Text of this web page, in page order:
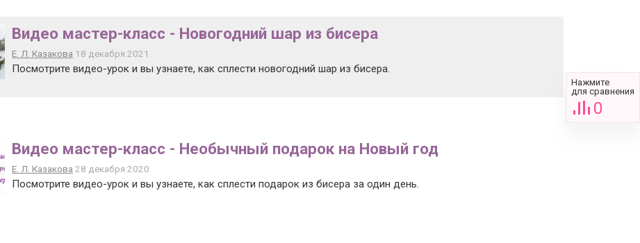
Видео мастер-класс - Новогодний шар из бисера
Е. Л. Казакова 18 декабря 2021
Посмотрите видео-урок и вы узнаете, как сплести новогодний шар из бисера.
Видео мастер-класс - Необычный подарок на Новый год
Е. Л. Казакова 28 декабря 2020
Посмотрите видео-урок и вы узнаете, как сплести подарок из бисера за один день.
Нажмите
для сравнения
0